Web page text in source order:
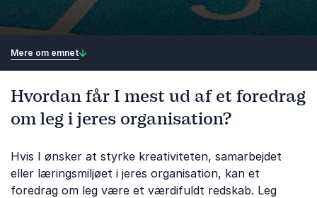
Mere om emnet
Hvordan får I mest ud af et foredrag
om leg i jeres organisation?
Hvis I ønsker at styrke kreativiteten, samarbejdet
eller læringsmiljøet i jeres organisation, kan et
foredrag om leg være et værdifuldt redskab. Leg